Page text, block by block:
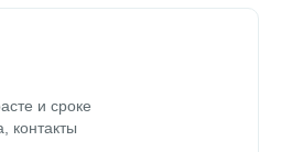
и сроке
контакты